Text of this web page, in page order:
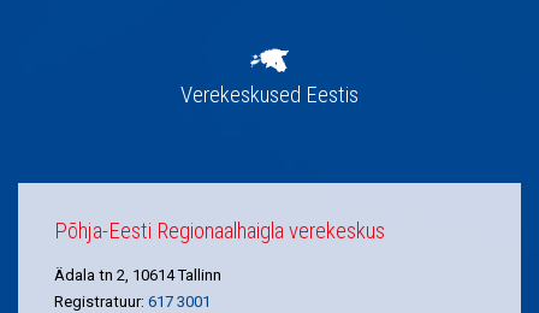
Verekeskused Eestis
Põhja-Eesti Regionaalhaigla verekeskus
Ädala tn 2, 10614 Tallinn
Registratuur: 617 3001